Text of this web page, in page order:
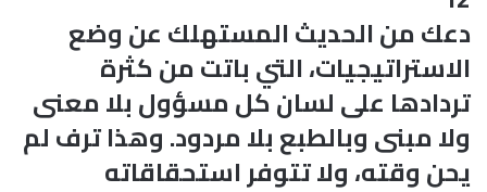
دعك من الحديث المستهلك عن وضع
الاستراتيجيات، التي باتت من كثرة
تردادها على لسان كل مسؤول بلا معنى
ولا مبنى وبالطبع بلا مردود. وهذا ترف لم
يحن وقته، ولا تتوفر استحقاقاته